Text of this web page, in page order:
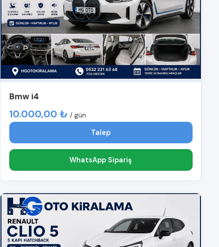
Bmw i4
10.000,00 ₺ / gün
Talep
WhatsApp Sipariş